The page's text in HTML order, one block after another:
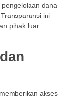
dana
ini
pihak luar
akses